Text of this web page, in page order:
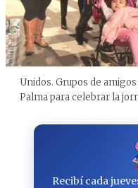
Unidos. Grupos de
Palma para celebrar la
Recibí cada